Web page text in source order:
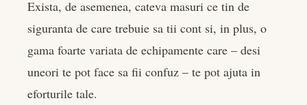
Exista, de asemenea, cateva masuri ce tin de
siguranta de care trebuie sa tii cont si, in plus, o
gama foarte variata de echipamente care – desi
uneori te pot face sa fii confuz – te pot ajuta in
eforturile tale.